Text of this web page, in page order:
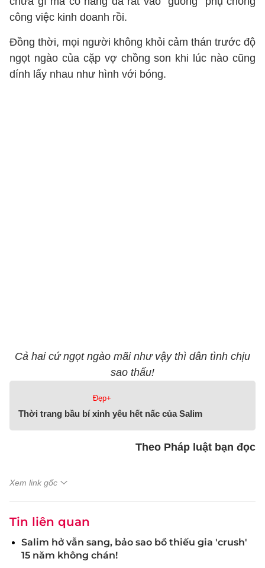
công việc kinh doanh rồi.
Đồng thời, mọi người không khỏi cảm thán trước độ
ngọt ngào của cặp vợ chồng son khi lúc nào cũng
dính lấy nhau như hình với bóng.
Cả hai cứ ngọt ngào mãi như vậy thì dân tình chịu
sao thấu!
Đẹp+
Thời trang bầu bí xinh yêu hết nấc của Salim
Theo Pháp luật bạn đọc
Xem link gốc
Tin liên quan
Salim hở vẫn sang, bảo sao bồ thiếu gia 'crush'
15 năm không chán!